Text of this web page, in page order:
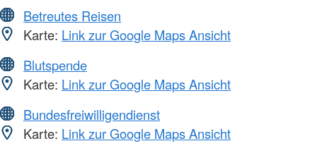
Betreutes Reisen
Karte: Link zur Google Maps Ansicht
Blutspende
Karte: Link zur Google Maps Ansicht
Bundesfreiwilligendienst
Karte: Link zur Google Maps Ansicht